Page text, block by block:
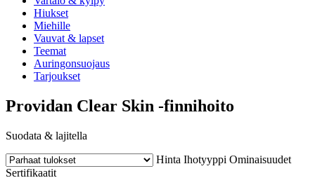
Hiukset
Miehille
Vauvat & lapset
Teemat
Auringonsuojaus
Tarjoukset
Providan Clear Skin -finnihoito
Suodata & lajitella
Hinta Ihotyyppi Ominaisuudet
Sertifikaatit